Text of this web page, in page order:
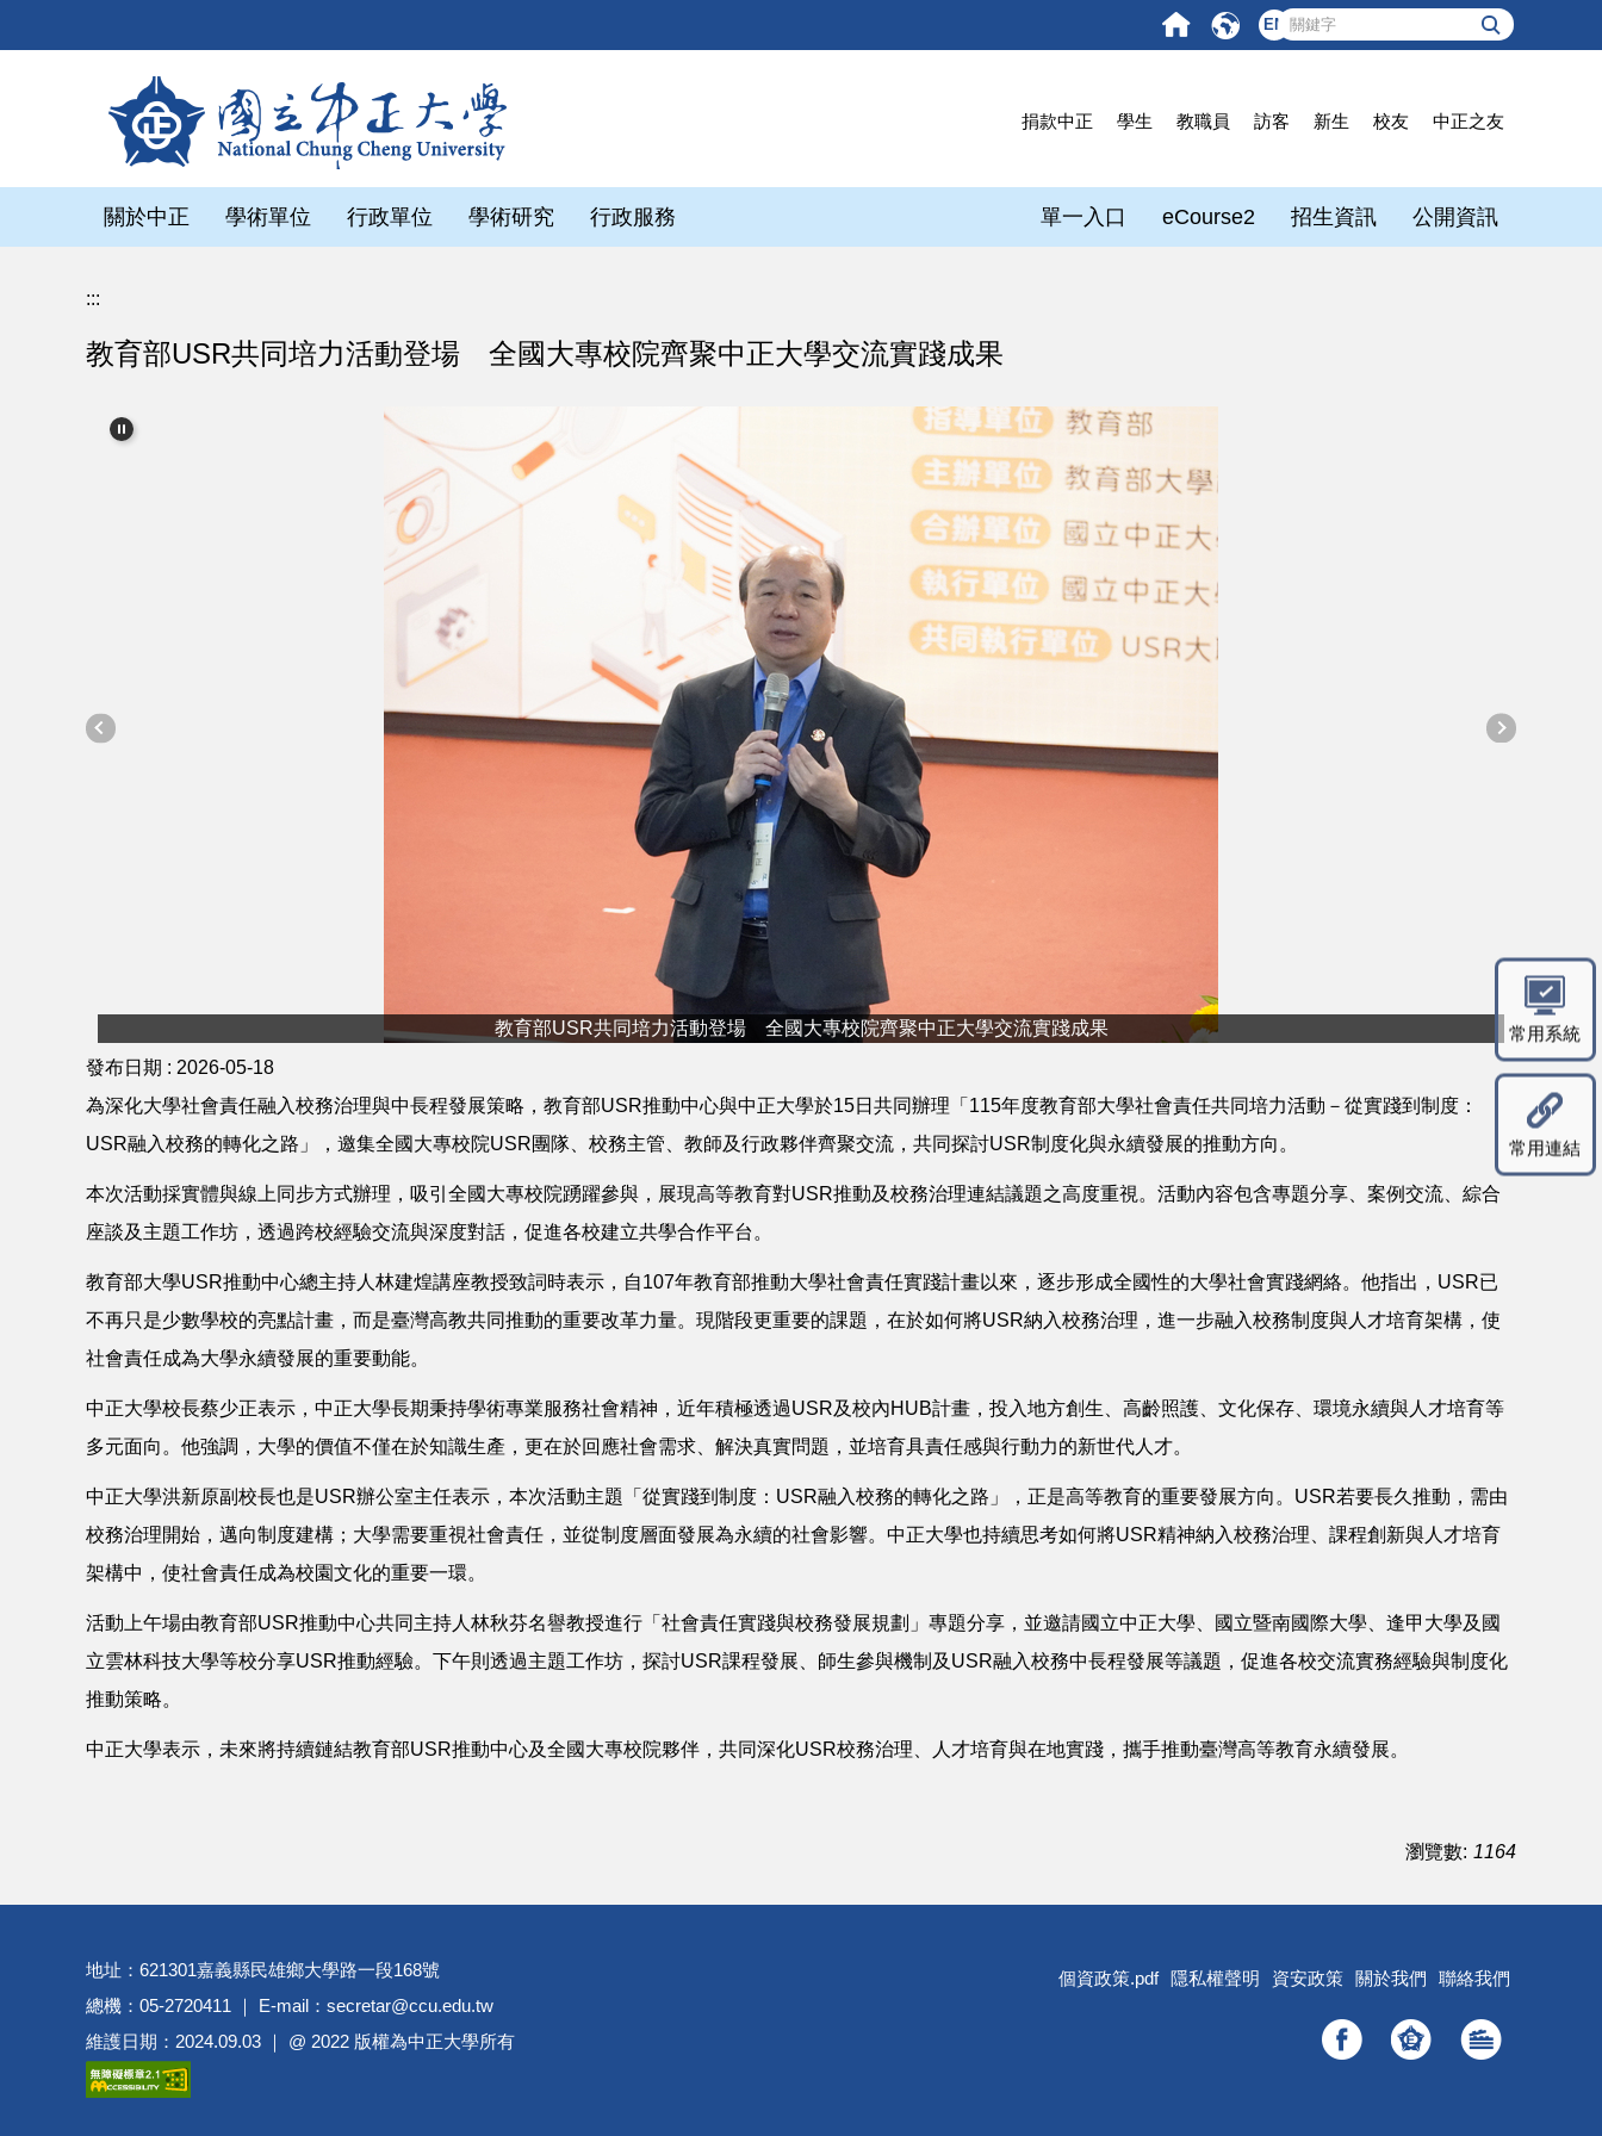
到
區
EN
捐款中正 學生 教職員 訪客 新生 校友 中正之友
關於中正 學術單位 行政單位 學術研究 行政服務 單一入口 eCourse2 招生資訊 公開資訊
常用系統
常用連結
:::
教育部USR共同培力活動登場 全國大專校院齊聚中正大學交流實踐成果
教育部USR共同培力活動登場 全國大專校院齊聚中正大學交流實踐成果
發布日期 : 2026-05-18
為深化大學社會責任融入校務治理與中長程發展策略，教育部USR推動中心與中正大學於15日共同辦理「115年度教育部大學社會責任共同培力活動－從實踐到制度：
USR融入校務的轉化之路」，邀集全國大專校院USR團隊、校務主管、教師及行政夥伴齊聚交流，共同探討USR制度化與永續發展的推動方向。
本次活動採實體與線上同步方式辦理，吸引全國大專校院踴躍參與，展現高等教育對USR推動及校務治理連結議題之高度重視。活動內容包含專題分享、案例交流、綜合
座談及主題工作坊，透過跨校經驗交流與深度對話，促進各校建立共學合作平台。
教育部大學USR推動中心總主持人林建煌講座教授致詞時表示，自107年教育部推動大學社會責任實踐計畫以來，逐步形成全國性的大學社會實踐網絡。他指出，USR已
不再只是少數學校的亮點計畫，而是臺灣高教共同推動的重要改革力量。現階段更重要的課題，在於如何將USR納入校務治理，進一步融入校務制度與人才培育架構，使
社會責任成為大學永續發展的重要動能。
中正大學校長蔡少正表示，中正大學長期秉持學術專業服務社會精神，近年積極透過USR及校內HUB計畫，投入地方創生、高齡照護、文化保存、環境永續與人才培育等
多元面向。他強調，大學的價值不僅在於知識生產，更在於回應社會需求、解決真實問題，並培育具責任感與行動力的新世代人才。
中正大學洪新原副校長也是USR辦公室主任表示，本次活動主題「從實踐到制度：USR融入校務的轉化之路」，正是高等教育的重要發展方向。USR若要長久推動，需由
校務治理開始，邁向制度建構；大學需要重視社會責任，並從制度層面發展為永續的社會影響。中正大學也持續思考如何將USR精神納入校務治理、課程創新與人才培育
架構中，使社會責任成為校園文化的重要一環。
活動上午場由教育部USR推動中心共同主持人林秋芬名譽教授進行「社會責任實踐與校務發展規劃」專題分享，並邀請國立中正大學、國立暨南國際大學、逢甲大學及國
立雲林科技大學等校分享USR推動經驗。下午則透過主題工作坊，探討USR課程發展、師生參與機制及USR融入校務中長程發展等議題，促進各校交流實務經驗與制度化
推動策略。
中正大學表示，未來將持續鏈結教育部USR推動中心及全國大專校院夥伴，共同深化USR校務治理、人才培育與在地實踐，攜手推動臺灣高等教育永續發展。
瀏覽數: 1164
地址：621301嘉義縣民雄鄉大學路一段168號
總機：05-2720411 ｜ E-mail：secretar@ccu.edu.tw
維護日期：2024.09.03 ｜ @ 2022 版權為中正大學所有
個資政策.pdf 隱私權聲明 資安政策 關於我們 聯絡我們